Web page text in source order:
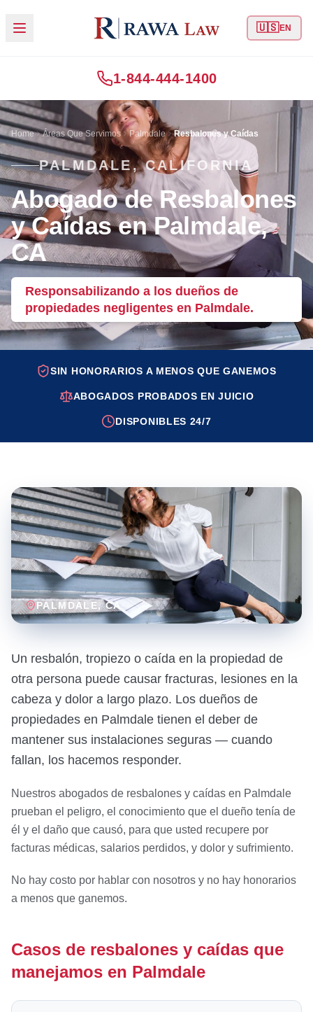
🇺🇸EN
1-844-444-1400
Home Áreas Que Servimos Palmdale Resbalones y Caídas
PALMDALE, CALIFORNIA
Abogado de Resbalones
y Caídas en Palmdale,
CA
Responsabilizando a los dueños de
propiedades negligentes en Palmdale.
SIN HONORARIOS A MENOS QUE GANEMOS
ABOGADOS PROBADOS EN JUICIO
DISPONIBLES 24/7
PALMDALE, CA
Un resbalón, tropiezo o caída en la propiedad de
otra persona puede causar fracturas, lesiones en la
cabeza y dolor a largo plazo. Los dueños de
propiedades en Palmdale tienen el deber de
mantener sus instalaciones seguras — cuando
fallan, los hacemos responder.
Nuestros abogados de resbalones y caídas en Palmdale
prueban el peligro, el conocimiento que el dueño tenía de
él y el daño que causó, para que usted recupere por
facturas médicas, salarios perdidos, y dolor y sufrimiento.
No hay costo por hablar con nosotros y no hay honorarios
a menos que ganemos.
Casos de resbalones y caídas que
manejamos en Palmdale